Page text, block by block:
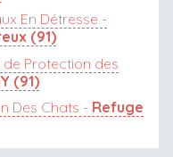
En Détresse -
(91)
de Protection des
(91)
Des Chats - Refuge